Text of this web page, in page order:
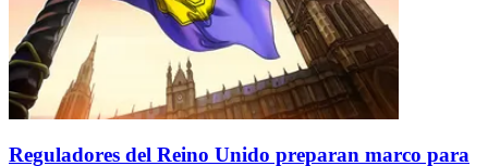
Reguladores del Reino Unido preparan marco para